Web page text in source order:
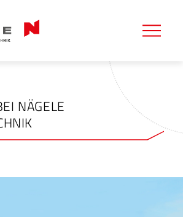
NÄGELE